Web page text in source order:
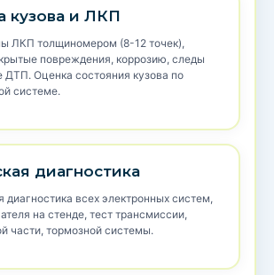
кузова и ЛКП
ЛКП толщиномером (8-12 точек),
повреждения, коррозию, следы
ДТП. Оценка состояния кузова по
системе.
диагностика
всех электронных систем,
на стенде, тест трансмиссии,
части, тормозной системы.